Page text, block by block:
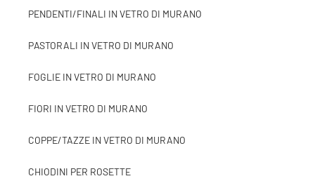
PENDENTI/FINALI IN VETRO DI MURANO
PASTORALI IN VETRO DI MURANO
FOGLIE IN VETRO DI MURANO
FIORI IN VETRO DI MURANO
COPPE/TAZZE IN VETRO DI MURANO
CHIODINI PER ROSETTE